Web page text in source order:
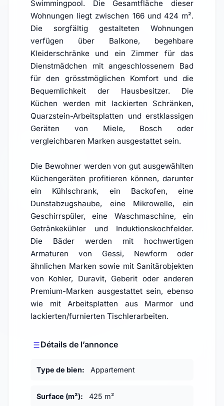
Swimmingpool. Die Gesamtfläche dieser
Wohnungen liegt zwischen 166 und 424 m².
Die sorgfältig gestalteten Wohnungen
verfügen über Balkone, begehbare
Kleiderschränke und ein Zimmer für das
Dienstmädchen mit angeschlossenem Bad
für den grösstmöglichen Komfort und die
Bequemlichkeit der Hausbesitzer. Die
Küchen werden mit lackierten Schränken,
Quarzstein-Arbeitsplatten und erstklassigen
Geräten von Miele, Bosch oder
vergleichbaren Marken ausgestattet sein.
Die Bewohner werden von gut ausgewählten
Küchengeräten profitieren können, darunter
ein Kühlschrank, ein Backofen, eine
Dunstabzugshaube, eine Mikrowelle, ein
Geschirrspüler, eine Waschmaschine, ein
Getränkekühler und Induktionskochfelder.
Die Bäder werden mit hochwertigen
Armaturen von Gessi, Newform oder
ähnlichen Marken sowie mit Sanitärobjekten
von Kohler, Duravit, Geberit oder anderen
Premium-Marken ausgestattet sein, ebenso
wie mit Arbeitsplatten aus Marmor und
lackierten/furnierten Tischlerarbeiten.
Détails de l’annonce
Type de bien: Appartement
Surface (m²): 425 m²